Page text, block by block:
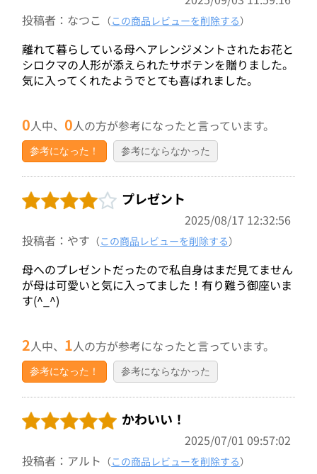
投稿者：なつこ （この商品レビューを削除する）
離れて暮らしている母へアレンジメントされたお花と
シロクマの人形が添えられたサボテンを贈りました。
気に入ってくれたようでとても喜ばれました。
0人中、0人の方が参考になったと言っています。
参考になった！ 参考にならなかった
プレゼント
2025/08/17 12:32:56
投稿者：やす （この商品レビューを削除する）
母へのプレゼントだったので私自身はまだ見てません
が母は可愛いと気に入ってました！有り難う御座いま
す(^_^)
2人中、 1人の方が参考になったと言っています。
参考になった！ 参考にならなかった
かわいい！
2025/07/01 09:57:02
投稿者：アルト （この商品レビューを削除する）